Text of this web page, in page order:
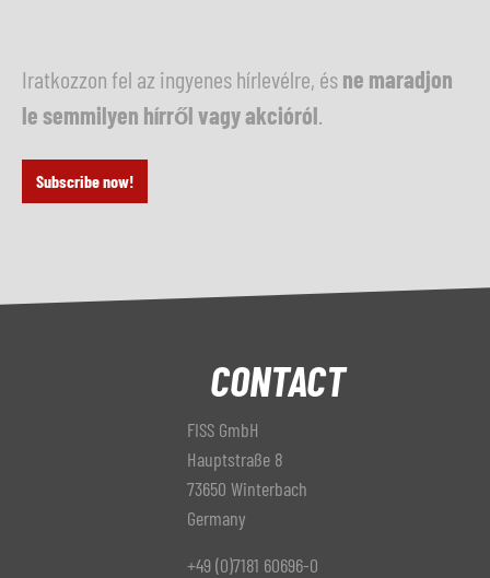
Iratkozzon fel az ingyenes hírlevélre, ésne maradjon
le semmilyen hírről vagy akcióról
Subscribe now!
CONTACT
FISS GmbH
Hauptstraße 8
73650 Winterbach
Germany
+49 (0)7181 60696-0